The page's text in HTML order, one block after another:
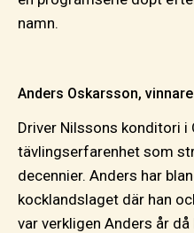
namn.
Anders Oskarsson,
Driver Nilssons konditori i
tävlingserfarenhet som
decennier. Anders har
kocklandslaget där han
var verkligen Anders år